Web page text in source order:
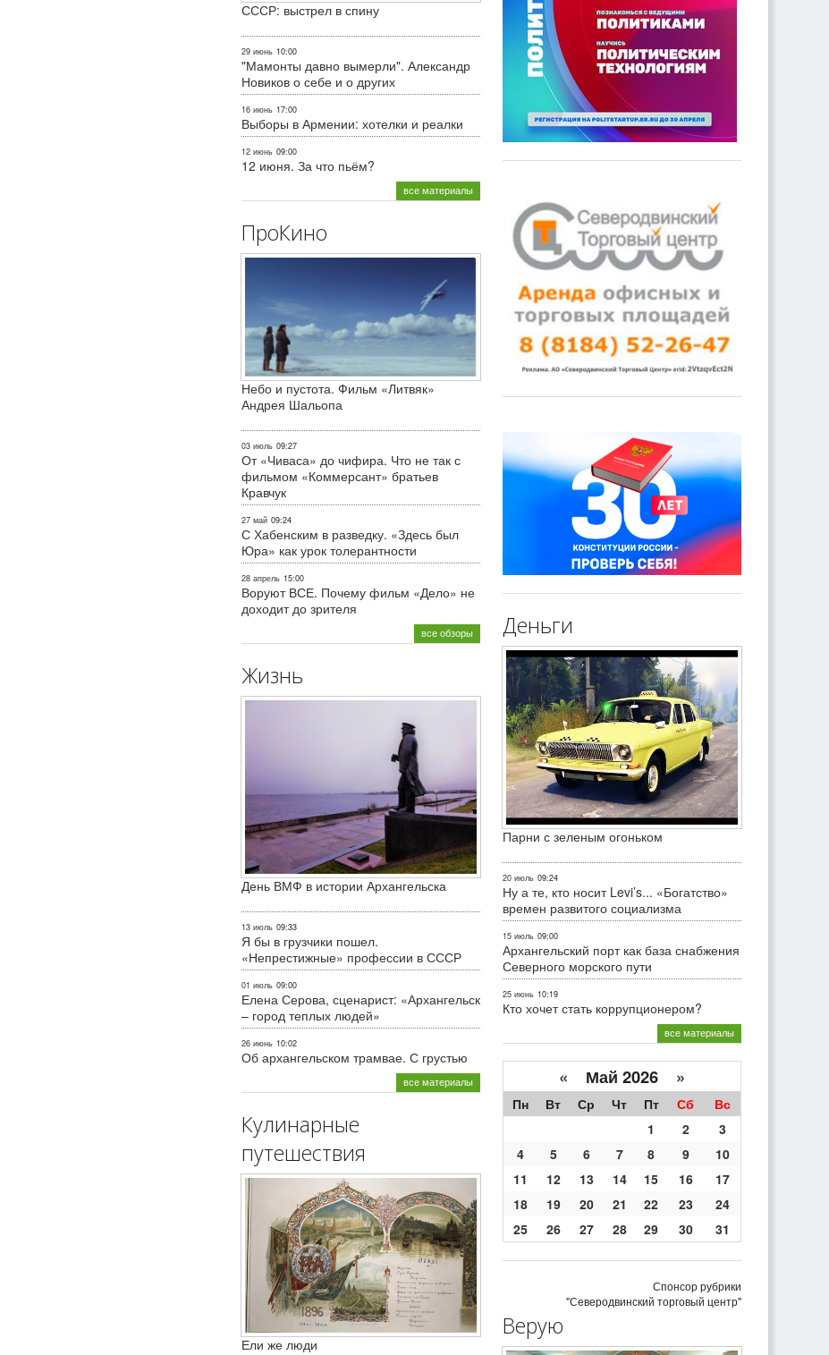
СССР: выстрел в спину
29 июнь 10:00
"Мамонты давно вымерли". Александр
Новиков о себе и о других
16 июнь 17:00
Выборы в Армении: хотелки и реалки
12 июнь 09:00
12 июня. За что пьём?
все материалы
ПроКино
Небо и пустота. Фильм «Литвяк»
Андрея Шальопа
03 июль 09:27
От «Чиваса» до чифира. Что не так с
фильмом «Коммерсант» братьев
Кравчук
27 май 09:24
С Хабенским в разведку. «Здесь был
Юра» как урок толерантности
28 апрель 15:00
Воруют ВСЕ. Почему фильм «Дело» не
доходит до зрителя
все обзоры
Жизнь
День ВМФ в истории Архангельска
13 июль 09:33
Я бы в грузчики пошел.
«Непрестижные» профессии в СССР
01 июль 09:00
Елена Серова, сценарист: «Архангельск
– город теплых людей»
26 июнь 10:02
Об архангельском трамвае. С грустью
все материалы
Кулинарные
путешествия
Ели же люди
Деньги
Парни с зеленым огоньком
20 июль 09:24
Ну а те, кто носит Levi’s... «Богатство»
времен развитого социализма
15 июль 09:00
Архангельский порт как база снабжения
Северного морского пути
25 июнь 10:19
Кто хочет стать коррупционером?
все материалы
« Май 2026 »
Пн Вт Ср Чт Пт Сб
Вс
1
2
3
4
5 6 7 8 9
10
11
12 13 14 15 16
17
18
19 20 21 22 23
24
25
26 27 28 29 30 31
Спонсор рубрики
"Северодвинский торговый центр"
Верую